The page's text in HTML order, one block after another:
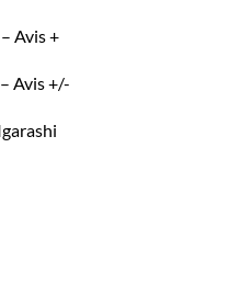
Avis +
Avis +/-